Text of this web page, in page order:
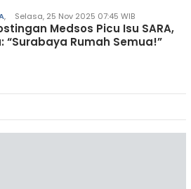
, Selasa, 25 Nov 2025 07:45 WIB
Medsos Picu Isu SARA,
“Surabaya Rumah Semua!”